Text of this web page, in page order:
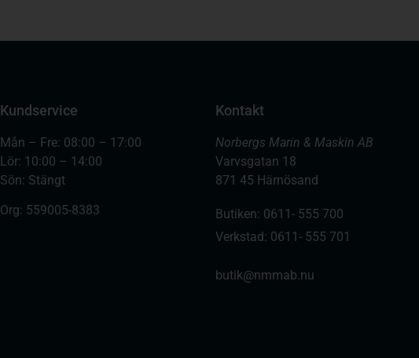
Kundservice
Mån – Fre: 08:00 – 17:00
Lör: 10:00 – 14:00
Sön: Stängt
Org: 559005-8383
Kontakt
Norbergs Marin & Maskin AB
Varvsgatan 18
871 45 Härnösand
Butiken: 0611- 555 700
Verkstad: 0611- 555 701
butik@nmmab.nu